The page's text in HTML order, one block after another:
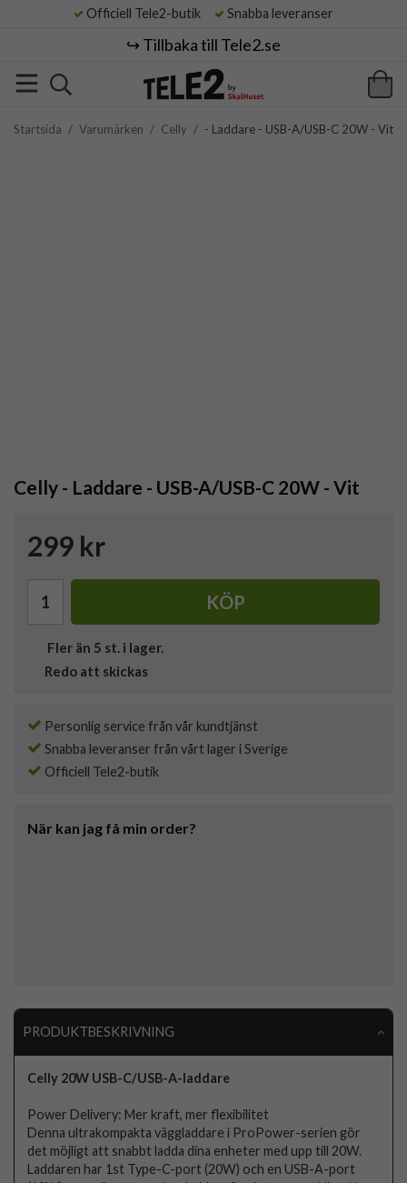
Officiell Tele2-butik Snabba leveranser
↪️ Tillbaka till Tele2.se
Startsida / Varumärken / Celly / - Laddare - USB-A/USB-C 20W - Vit
Celly - Laddare - USB-A/USB-C 20W - Vit
299 kr
KÖP
Fler än 5 st. i lager.
Redo att skickas
Personlig service från vår kundtjänst
Snabba leveranser från vårt lager i Sverige
Officiell Tele2-butik
När kan jag få min order?
PRODUKTBESKRIVNING
Celly 20W USB-C/USB-A-laddare
Power Delivery: Mer kraft, mer flexibilitet
Denna ultrakompakta väggladdare i ProPower-serien gör
det möjligt att snabbt ladda dina enheter med upp till 20W.
Laddaren har 1st Type-C-port (20W) och en USB-A-port